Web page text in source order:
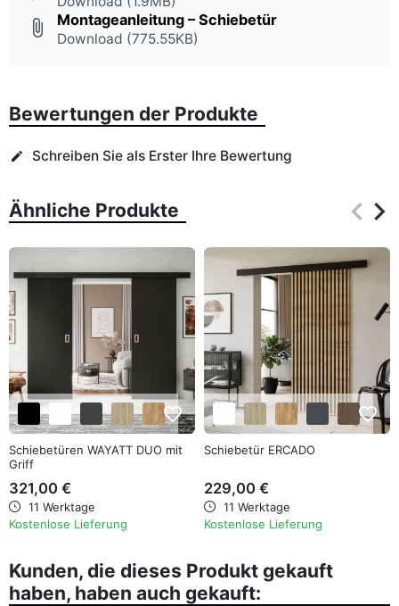
attach_file Montageanleitung – Schiebetür
Download (775.55KB)
Bewertungen der Produkte
edit Schreiben Sie als Erster Ihre Bewertung
Ähnliche Produkte keyboard_arrow_left
keyboard_arrow_right
favorite_border
Schiebetüren WAYATT DUO mit
Griff
321,00 €
11 Werktage
Kostenlose Lieferung
favorite_border
Schiebetür ERCADO
229,00 €
11 Werktage
Kostenlose Lieferung
Kunden, die dieses Produkt gekauft
haben, haben auch gekauft: